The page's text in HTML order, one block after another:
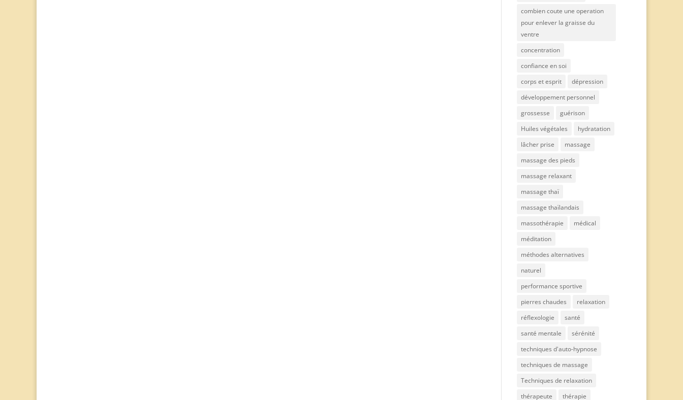
combien coute une operation
pour enlever la graisse du
ventre
concentration
confiance en soi
corps et esprit
dépression
développement personnel
grossesse
guérison
Huiles végétales
hydratation
lâcher prise
massage
massage des pieds
massage relaxant
massage thaï
massage thaïlandais
massothérapie
médical
méditation
méthodes alternatives
naturel
performance sportive
pierres chaudes
relaxation
réflexologie
santé
santé mentale
sérénité
techniques d'auto-hypnose
techniques de massage
Techniques de relaxation
thérapeute
thérapie